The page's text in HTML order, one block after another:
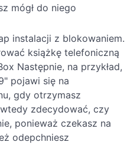
mógł do niego
instalacji z blokowaniem.
książkę telefoniczną
Następnie, na przykład,
pojawi się na
gdy otrzymasz
zdecydować, czy
ponieważ czekasz na
odepchniesz